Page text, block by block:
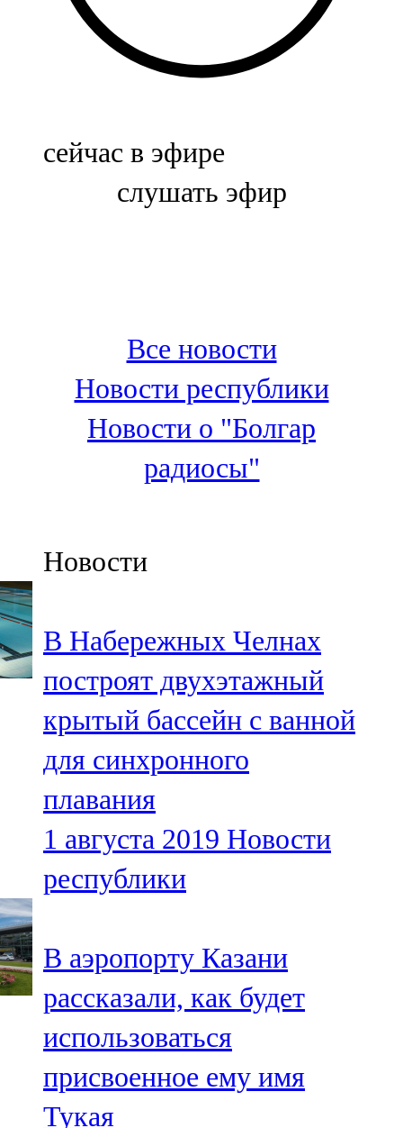
107,5 FM
Биләр
Болгар
100,3 FM
Зәй
106,6 FM
Кадыбаш
105,2 FM
91,5 FM
106,1 FM
Кама тамагы
71,51 FM
Кукмара
107,9 FM
Лениногорский
102,1 FM
106,2 FM
Минзәлә
107,3 FM
Мөслим
сейчас в эфире
слушать эфир
Все новости
Новости республики
Новости о "Болгар
радиосы"
Новости
В Набережных Челнах
построят двухэтажный
крытый бассейн с ванной
для синхронного
плавания
1 августа 2019 Новости
республики
В аэропорту Казани
рассказали, как будет
использоваться
присвоенное ему имя
Тукая